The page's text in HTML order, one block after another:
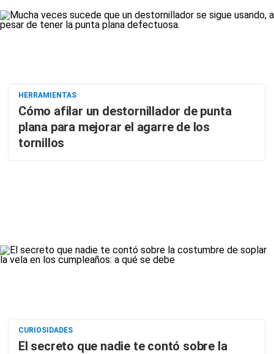
HERRAMIENTAS
Cómo afilar un destornillador de punta
plana para mejorar el agarre de los
tornillos
CURIOSIDADES
El secreto que nadie te contó sobre la